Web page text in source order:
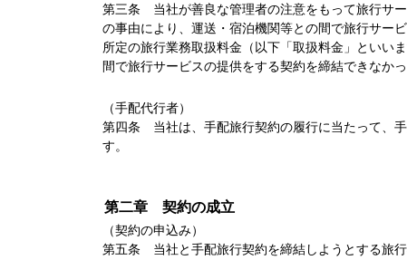
第三条 当社が善良な管理者の注意をもって旅行サ
の事由により、運送・宿泊機関等との間で旅行サー
所定の旅行業務取扱料金（以下「取扱料金」といい
間で旅行サービスの提供をする契約を締結できなか
（手配代行者）
第四条 当社は、手配旅行契約の履行に当たって、
す。
第二章 契約の成立
（契約の申込み）
第五条 当社と手配旅行契約を締結しようとする旅